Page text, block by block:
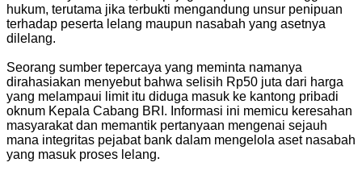
hukum, terutama jika terbukti mengandung unsur penipuan
terhadap peserta lelang maupun nasabah yang asetnya
dilelang.
Seorang sumber tepercaya yang meminta namanya
dirahasiakan menyebut bahwa selisih Rp50 juta dari harga
yang melampaui limit itu diduga masuk ke kantong pribadi
oknum Kepala Cabang BRI. Informasi ini memicu keresahan
masyarakat dan memantik pertanyaan mengenai sejauh
mana integritas pejabat bank dalam mengelola aset nasabah
yang masuk proses lelang.